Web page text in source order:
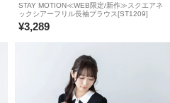
STAY MOTION≪WEB限定/新作≫スクエアネ
ックシアーフリル長袖ブラウス[ST1209]
¥3,289